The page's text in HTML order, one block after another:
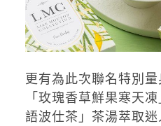
更有為此次聯名特別
「玫瑰香草鮮果寒天
語波仕茶」茶湯萃取